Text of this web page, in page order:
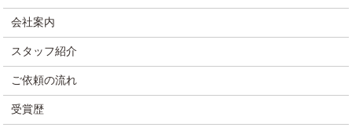
会社案内
スタッフ紹介
ご依頼の流れ
受賞歴